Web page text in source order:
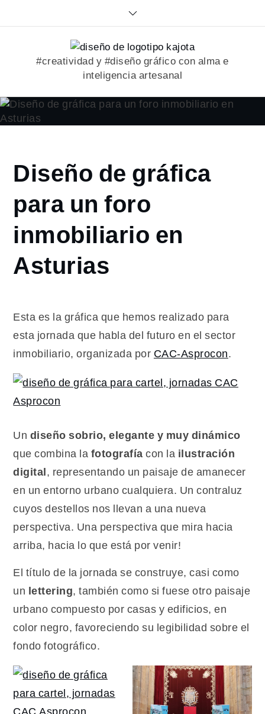
#creatividad y #diseño gráfico con alma e
inteligencia artesanal
Home
2023
20
Diseño de
gráfica
foro
Diseño de gráfica
para un foro
inmobiliario en
Asturias
Esta es la gráfica que hemos realizado para
esta jornada que habla del futuro en el sector
inmobiliario, organizada por CAC-Asprocon.
Un diseño sobrio, elegante y muy dinámico
que combina la fotografía con la ilustración
digital, representando un paisaje de amanecer
en un entorno urbano cualquiera. Un contraluz
cuyos destellos nos llevan a una nueva
perspectiva. Una perspectiva que mira hacia
arriba, hacia lo que está por venir!
El título de la jornada se construye, casi como
un lettering, también como si fuese otro paisaje
urbano compuesto por casas y edificios, en
color negro, favoreciendo su legibilidad sobre el
fondo fotográfico.